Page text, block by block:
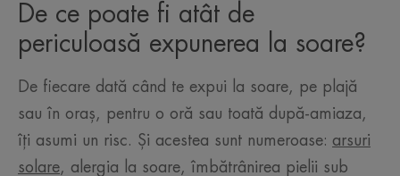
De ce poate fi atât de
periculoasă expunerea la soare?
De fiecare dată când te expui la soare, pe plajă
sau în oraș, pentru o oră sau toată după-amiaza,
îți asumi un risc. Și acestea sunt numeroase: arsuri
solare, alergia la soare, îmbătrânirea pielii sub